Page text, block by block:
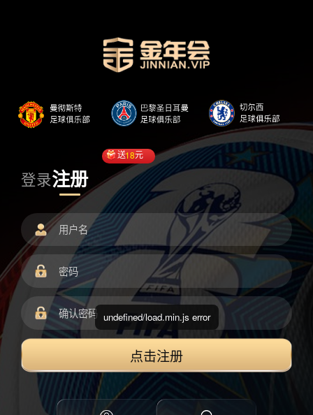
登录注册
送18元
点击注册
undefined/load.min.js error